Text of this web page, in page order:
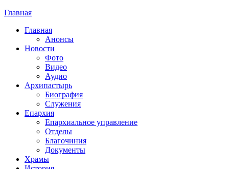
Вы здесь
Главная
Главная
Анонсы
Новости
Фото
Видео
Аудио
Архипастырь
Биография
Служения
Епархия
Епархиальное управление
Отделы
Благочиния
Документы
Храмы